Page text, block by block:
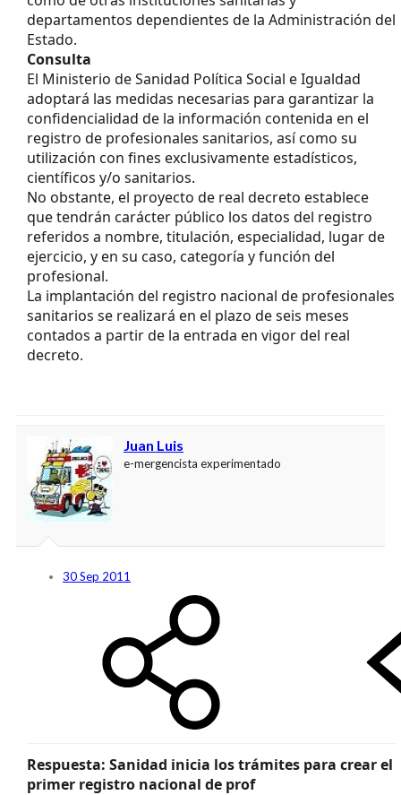
departamentos dependientes de la Administración del
Estado.
Consulta
El Ministerio de Sanidad Política Social e Igualdad
adoptará las medidas necesarias para garantizar la
confidencialidad de la información contenida en el
registro de profesionales sanitarios, así como su
utilización con fines exclusivamente estadísticos,
científicos y/o sanitarios.
No obstante, el proyecto de real decreto establece
que tendrán carácter público los datos del registro
referidos a nombre, titulación, especialidad, lugar de
ejercicio, y en su caso, categoría y función del
profesional.
La implantación del registro nacional de profesionales
sanitarios se realizará en el plazo de seis meses
contados a partir de la entrada en vigor del real
decreto.
Juan Luis
e-mergencista experimentado
30 Sep 2011
Respuesta: Sanidad inicia los trámites para crear el
primer registro nacional de prof